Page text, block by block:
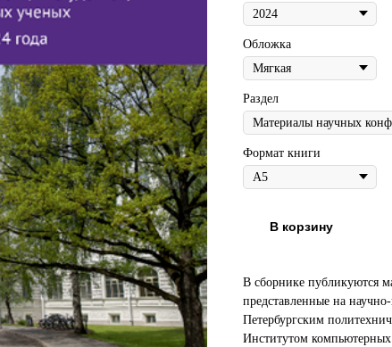
Обложка
Раздел
Формат книги
В корзину
В сборнике публикуются
представленные на
Петербургским
Институтом